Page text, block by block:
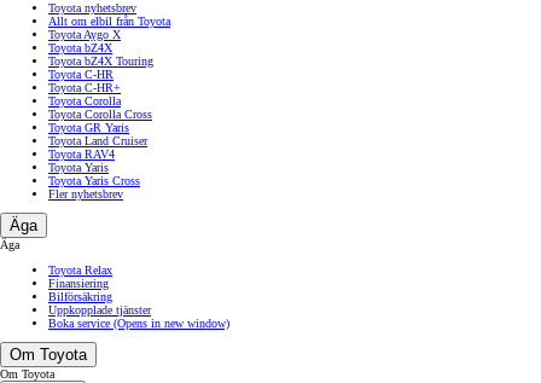
Toyota nyhetsbrev
Allt om elbil från Toyota
Toyota Aygo X
Toyota bZ4X
Toyota bZ4X Touring
Toyota C-HR
Toyota C-HR+
Toyota Corolla
Toyota Corolla Cross
Toyota GR Yaris
Toyota Land Cruiser
Toyota RAV4
Toyota Yaris
Toyota Yaris Cross
Fler nyhetsbrev
Äga
Äga
Toyota Relax
Finansiering
Bilförsäkring
Uppkopplade tjänster
Boka service (Opens in new window)
Om Toyota
Om Toyota